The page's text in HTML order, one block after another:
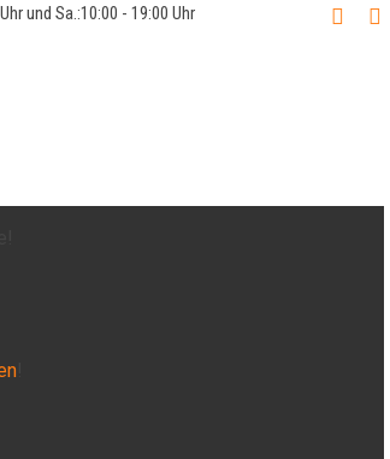
und Sa.:10:00 - 19:00 Uhr
!